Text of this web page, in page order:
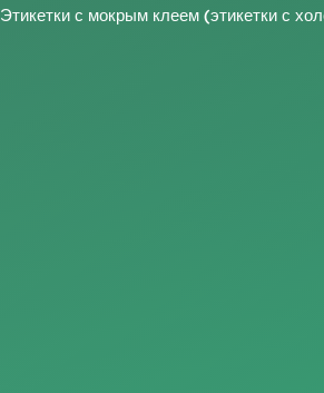
Этикетки с мокрым клеем (этикетки с